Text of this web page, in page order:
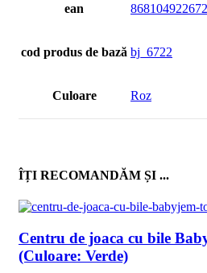
ean
cod produs de bază bj_6722
Culoare Roz
ÎȚI RECOMANDĂM ȘI ...
Centru de joaca cu bile
(Culoare: Verde)